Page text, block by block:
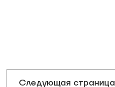
Следующая страница